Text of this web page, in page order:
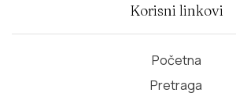
Korisni linkovi
Početna
Pretraga